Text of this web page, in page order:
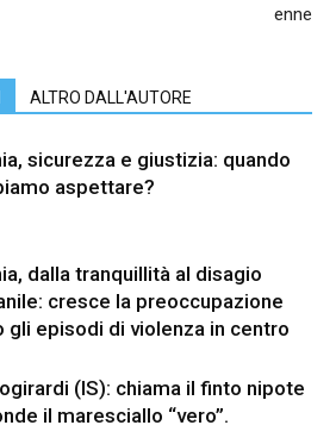
enne
ALTRO DALL'AUTORE
sicurezza e giustizia: quando
aspettare?
dalla tranquillità al disagio
cresce la preoccupazione
gli episodi di violenza in centro
(IS): chiama il finto nipote
il maresciallo “vero”.